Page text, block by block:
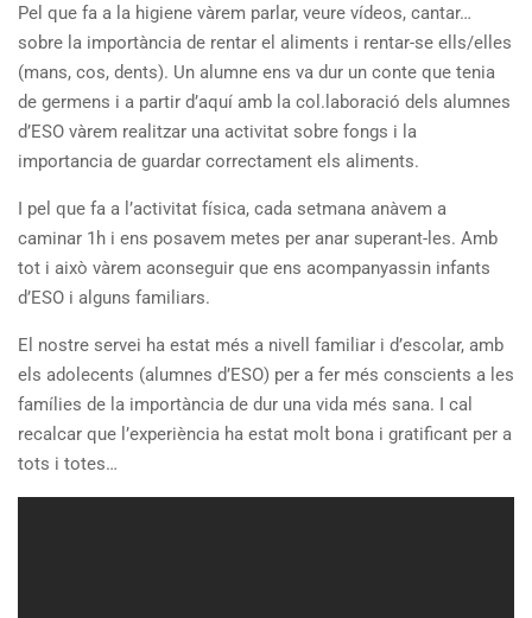
Pel que fa a la higiene vàrem parlar, veure vídeos, cantar…
sobre la importància de rentar el aliments i rentar-se ells/elles
(mans, cos, dents). Un alumne ens va dur un conte que tenia
de germens i a partir d’aquí amb la col.laboració dels alumnes
d’ESO vàrem realitzar una activitat sobre fongs i la
importancia de guardar correctament els aliments.
I pel que fa a l’activitat física, cada setmana anàvem a
caminar 1h i ens posavem metes per anar superant-les. Amb
tot i això vàrem aconseguir que ens acompanyassin infants
d’ESO i alguns familiars.
El nostre servei ha estat més a nivell familiar i d’escolar, amb
els adolecents (alumnes d’ESO) per a fer més conscients a les
famílies de la importància de dur una vida més sana. I cal
recalcar que l’experiència ha estat molt bona i gratificant per a
tots i totes…